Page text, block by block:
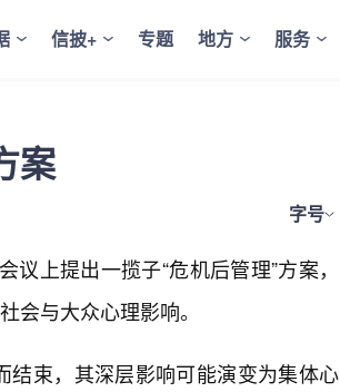
信披+ 专题 地方 服务
案
字号
上提出一揽子“危机后管理”方案，
会与大众心理影响。
结束，其深层影响可能演变为集体心